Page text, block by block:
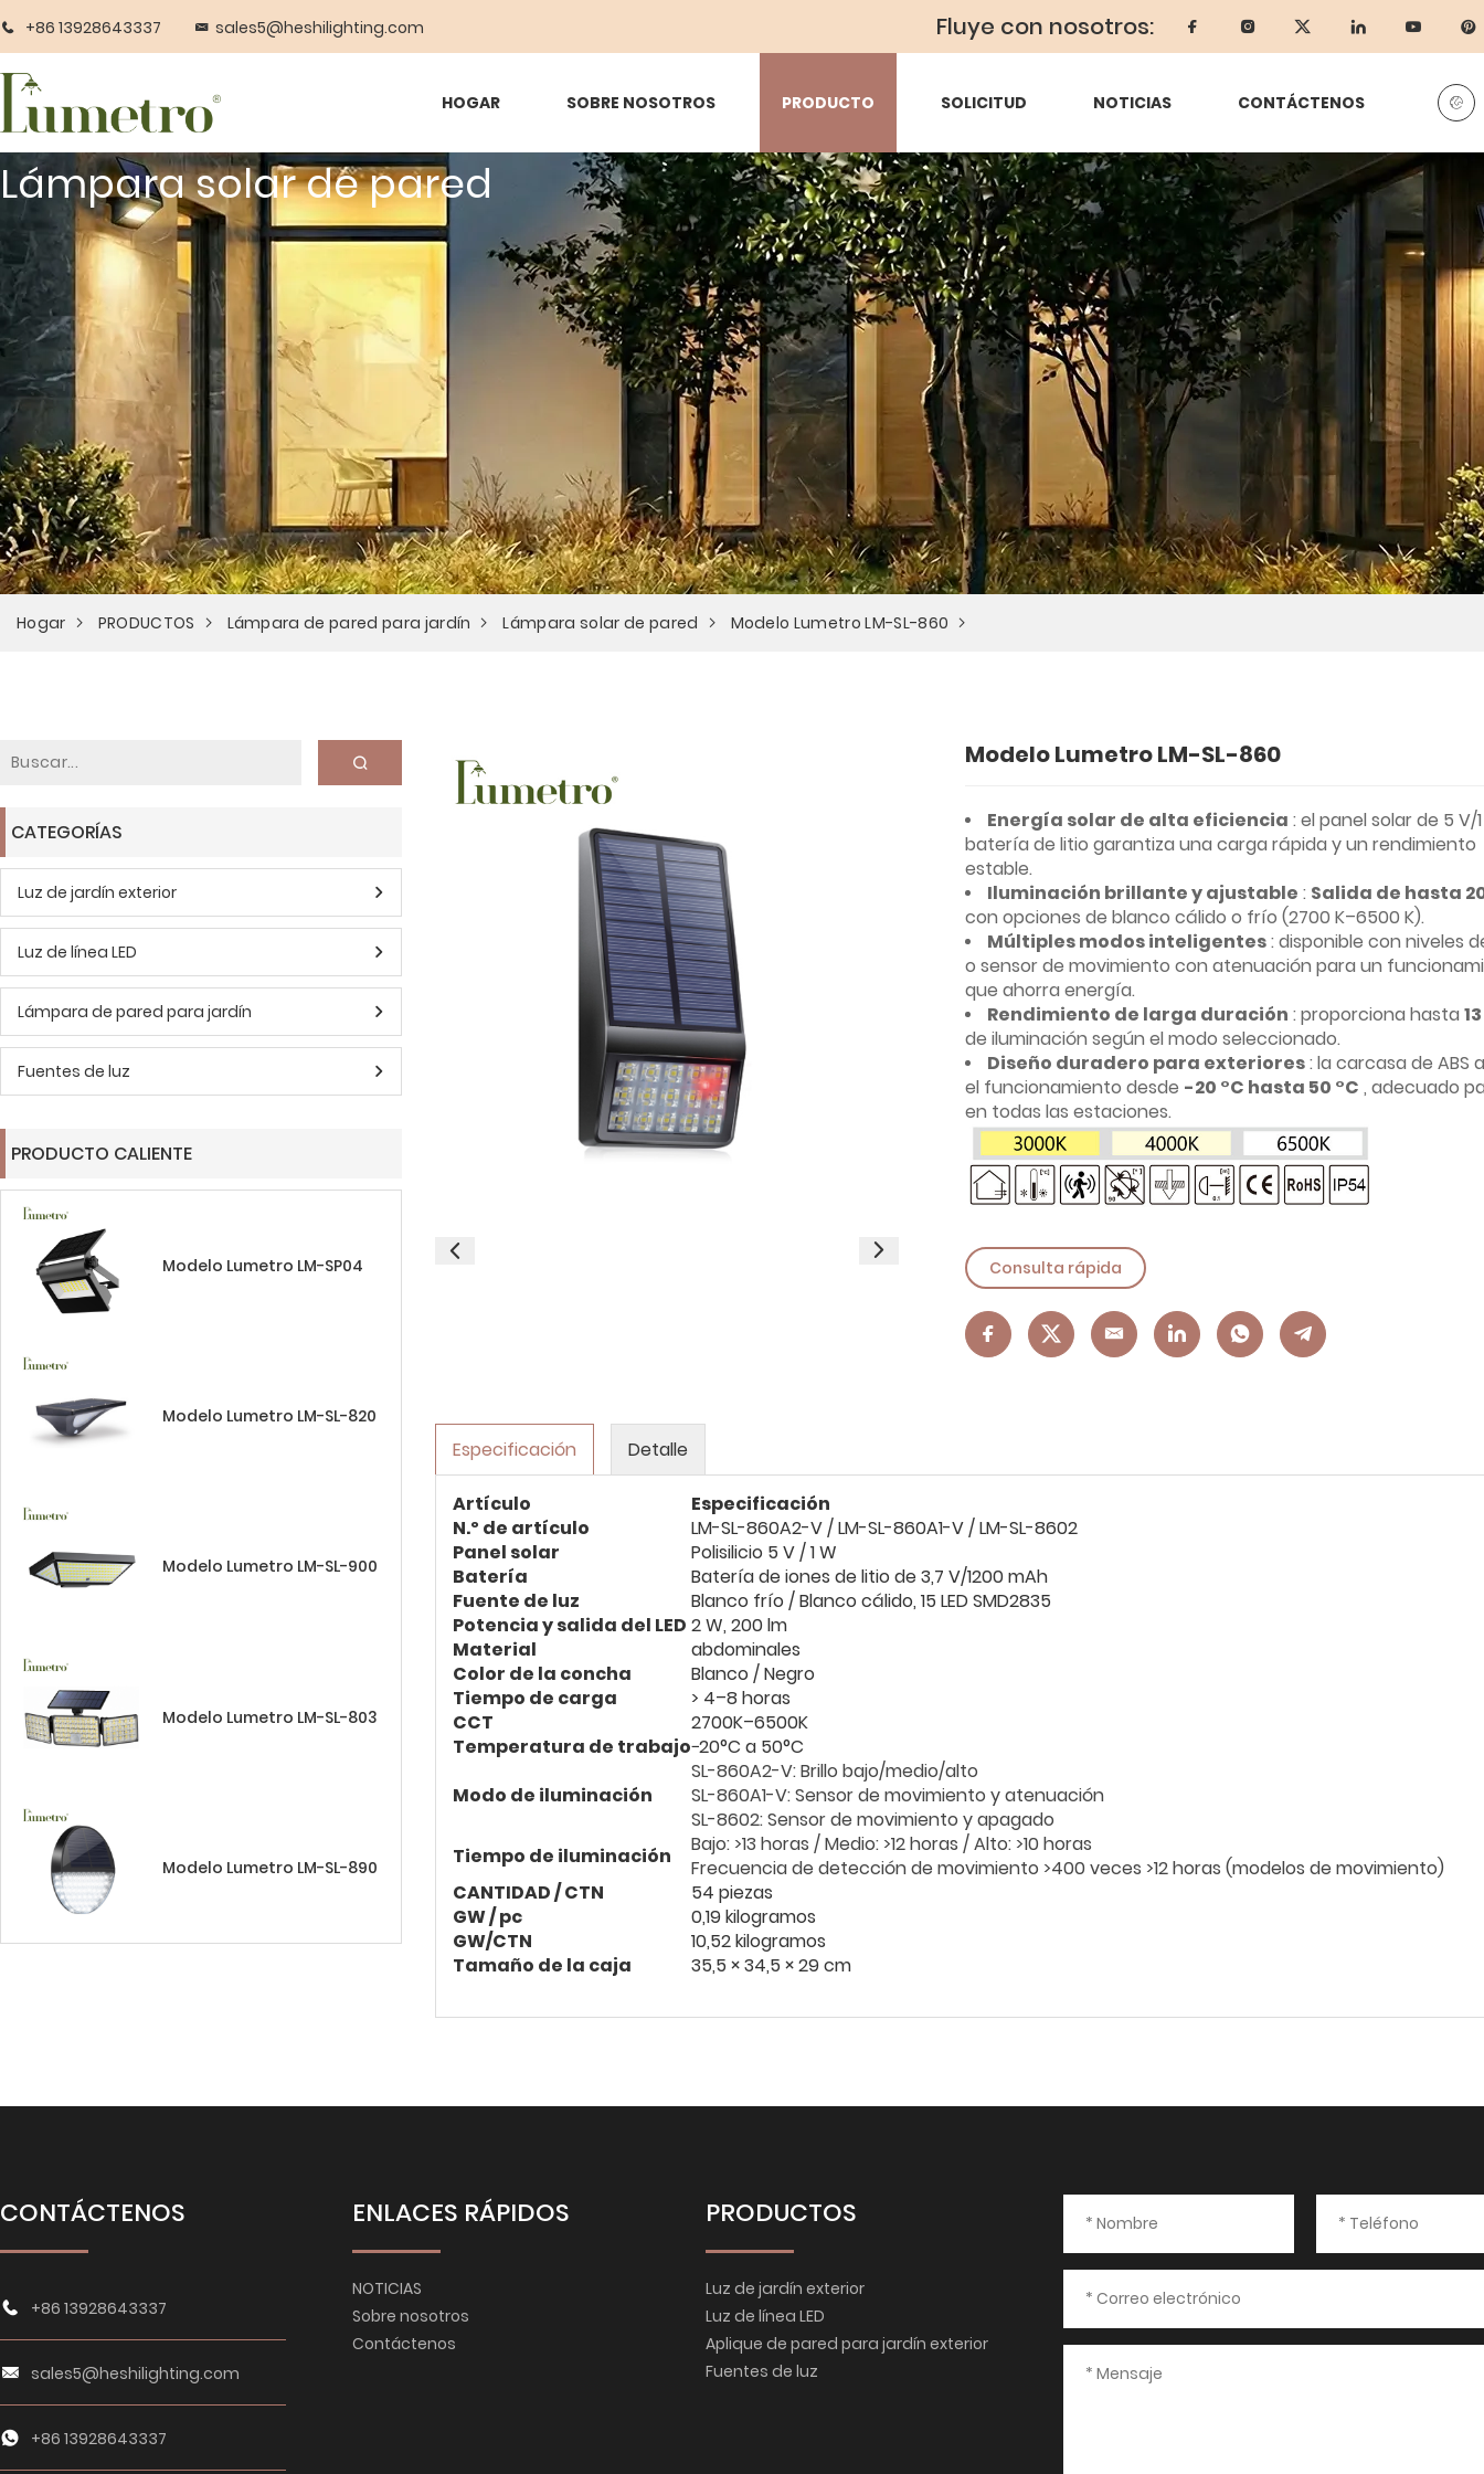
+86 13928643337 sales5@heshilighting.com Fluye con nosotros:
HOGAR SOBRE NOSOTROS PRODUCTO SOLICITUD NOTICIAS CONTÁCTENOS
Lámpara solar de pared
Hogar PRODUCTOS Lámpara de pared para jardín Lámpara solar de pared Modelo Lumetro LM-SL-860
Modelo Lumetro LM-SL-860
Energía solar de alta eficiencia : el panel solar de 5 V/
batería de litio garantiza una carga rápida y un rendimiento
estable.
Iluminación brillante y ajustable : Salida de hasta
con opciones de blanco cálido o frío (2700 K–6500 K).
Múltiples modos inteligentes: disponible con niveles
o sensor de movimiento con atenuación para un
que ahorra energía.
Rendimiento de larga duración : proporciona hasta
de iluminación según el modo seleccionado.
Diseño duradero para exteriores: la carcasa de ABS
el funcionamiento desde -20 °C hasta 50 °C , adecuado
en todas las estaciones.
Consulta rápida
Especificación Detalle
Artículo
Especificación
N.º de artículo
LM-SL-860A2-V / LM-SL-860A1-V / LM-SL-8602
Panel solar
Polisilicio 5 V / 1 W
Batería
Batería de iones de litio de 3,7 V/1200 mAh
Fuente de luz
Blanco frío / Blanco cálido, 15 LED SMD2835
Potencia y salida del LED 2 W, 200 lm
Material
abdominales
Color de la concha
Blanco / Negro
Tiempo de carga
> 4–8 horas
CCT
2700K–6500K
Temperatura de trabajo−20°C a 50°C
Modo de iluminación
SL-860A2-V: Brillo bajo/medio/alto
SL-860A1-V: Sensor de movimiento y atenuación
SL-8602: Sensor de movimiento y apagado
Tiempo de iluminación
Bajo: >13 horas / Medio: >12 horas / Alto: >10 horas
Frecuencia de detección de movimiento >400 veces >12 horas (modelos de movimiento)
CANTIDAD / CTN
54 piezas
GW / pc
0,19 kilogramos
GW/CTN
10,52 kilogramos
Tamaño de la caja
35,5 × 34,5 × 29 cm
CATEGORÍAS
Luz de jardín exterior
Luz de línea LED
Lámpara de pared para jardín
Fuentes de luz
PRODUCTO CALIENTE
Modelo Lumetro LM-SP04
Modelo Lumetro LM-SL-820
Modelo Lumetro LM-SL-900
Modelo Lumetro LM-SL-803
Modelo Lumetro LM-SL-890
CONTÁCTENOS
+86 13928643337
sales5@heshilighting.com
+86 13928643337
ENLACES RÁPIDOS
NOTICIAS
Sobre nosotros
Contáctenos
PRODUCTOS
Luz de jardín exterior
Luz de línea LED
Aplique de pared para jardín exterior
Fuentes de luz